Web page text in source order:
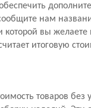
нам
вы желаете
итоговую
товаров без